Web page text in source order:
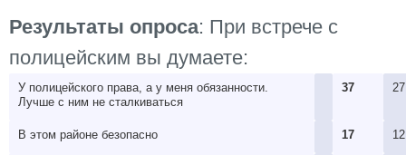
Результаты опроса: При встрече с
полицейским вы думаете:
У полицейского права, а у меня обязанности.
Лучше с ним не сталкиваться
37
В этом районе безопасно 17